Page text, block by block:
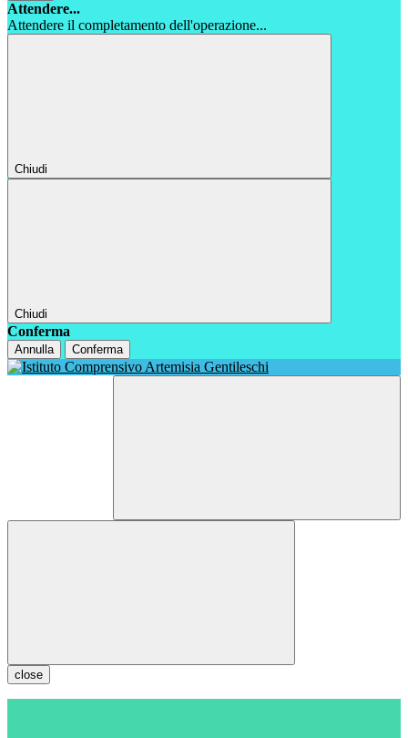
Attendere...
Attendere il completamento dell'operazione...
Chiudi
Chiudi
Conferma
Annulla Conferma
close